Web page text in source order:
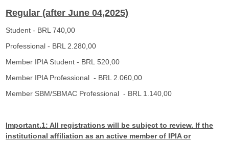
Regular (after June 04,2025)
Student - BRL 740,00
Professional - BRL 2.280,00
Member IPIA Student - BRL 520,00
Member IPIA Professional - BRL 2.060,00
Member SBM/SBMAC Professional - BRL 1.140,00
Important.1: All registrations will be subject to review. If the
institutional affiliation as an active member of IPIA or